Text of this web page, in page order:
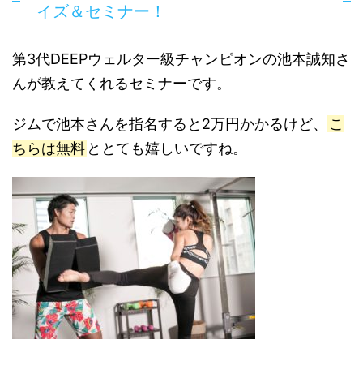
イズ＆セミナー！
第3代DEEPウェルター級チャンピオンの池本誠知さ
んが教えてくれるセミナーです。
ジムで池本さんを指名すると2万円かかるけど、
こ
ちらは無料 ととても嬉しいですね。